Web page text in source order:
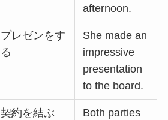
afternoon.
プレゼンをす
る
She made an
impressive
presentation
to the board.
契約を結ぶ
Both parties